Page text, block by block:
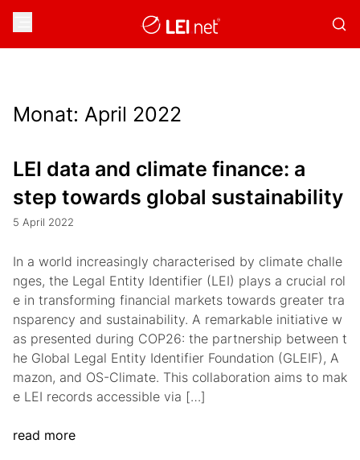
Monat: April 2022
LEI data and climate finance: a
step towards global sustainability
5 April 2022
In a world increasingly characterised by climate challe
nges, the Legal Entity Identifier (LEI) plays a crucial rol
e in transforming financial markets towards greater tra
nsparency and sustainability. A remarkable initiative w
as presented during COP26: the partnership between t
he Global Legal Entity Identifier Foundation (GLEIF), A
mazon, and OS-Climate. This collaboration aims to mak
e LEI records accessible via […]
read more